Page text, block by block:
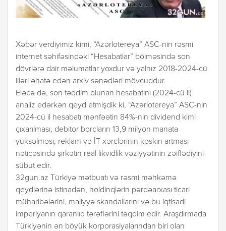
Xəbər verdiyimiz kimi, “Azərlotereya” ASC-nin rəsmi
internet səhifəsindəki “Hesabatlar” bölməsində son
dövrlərə dair məlumatlar yoxdur və yalnız 2018-2024-cü
illəri əhatə edən arxiv sənədləri mövcuddur.
Eləcə də, son təqdim olunan hesabatını (2024-cü il)
analiz edərkən qeyd etmişdik ki, “Azərlotereya” ASC-nin
2024-cü il hesabatı mənfəətin 84%-nin dividend kimi
çıxarılması, debitor borcların 13,9 milyon manata
yüksəlməsi, reklam və İT xərclərinin kəskin artması
nəticəsində şirkətin real likvidlik vəziyyətinin zəiflədiyini
sübut edir.
32gun.az Türkiyə mətbuatı və rəsmi məhkəmə
qeydlərinə istinadən, holdinqlərin pərdəarxası ticari
müharibələrini, maliyyə skandallarını və bu iqtisadi
imperiyanın qaranlıq tərəflərini təqdim edir. Araşdırmada
Türkiyənin ən böyük korporasiyalarından biri olan